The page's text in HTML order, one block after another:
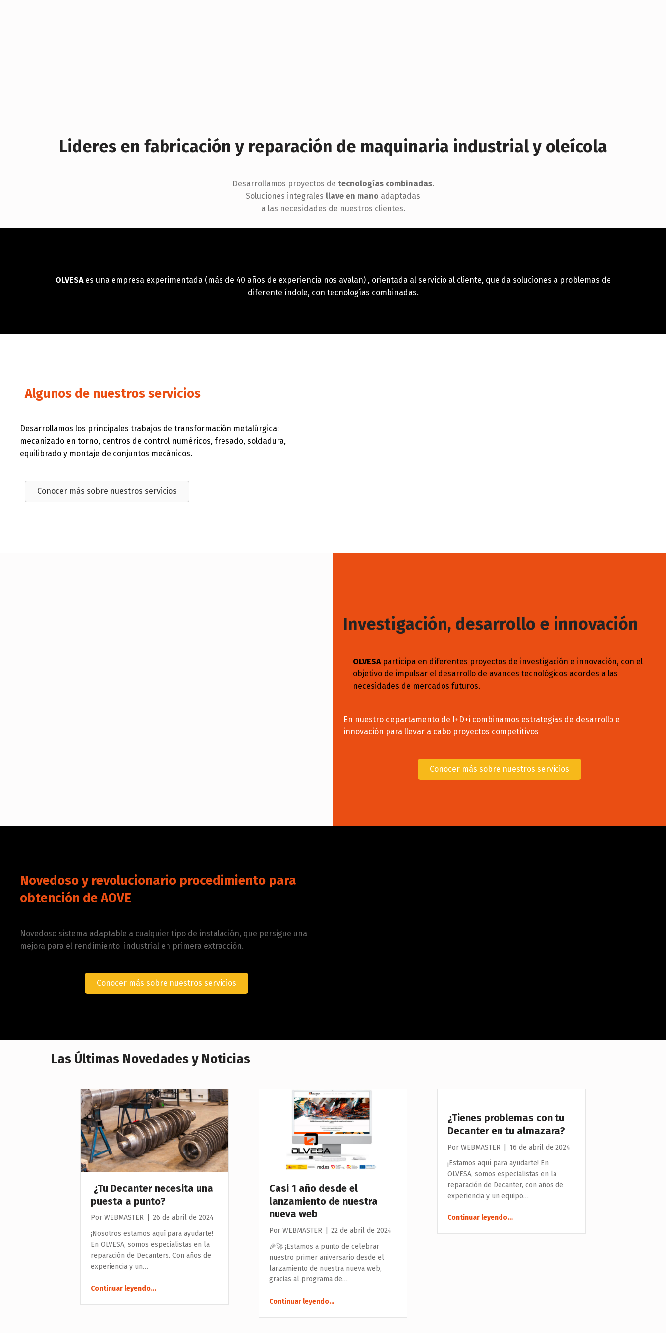
Lideres en fabricación y reparación de maquinaria industrial y oleícola
Desarrollamos proyectos de tecnologías combinadas.
Soluciones integrales llave en mano adaptadas
a las necesidades de nuestros clientes.
OLVESAes una empresa experimentada (más de 40 años de experiencia nos avalan) , orientada al servicio al cliente, que da soluciones a problemas de
diferente índole, con tecnologías combinadas.
Algunos de nuestros servicios
Desarrollamos los principales trabajos de transformación metalúrgica:
mecanizado en torno, centros de control numéricos, fresado, soldadura,
equilibrado y montaje de conjuntos mecánicos.
Conocer más sobre nuestros servicios
Investigación, desarrollo e innovación
OLVESAparticipa en diferentes proyectos de investigación e innovación, con el
objetivo de impulsar el desarrollo de avances tecnológicos acordes a las
necesidades de mercados futuros.
En nuestro departamento de I+D+i combinamos estrategias de desarrollo e
innovación para llevar a cabo proyectos competitivos
Conocer más sobre nuestros servicios
Novedoso y revolucionario procedimiento para
obtención de AOVE
Novedoso sistema adaptable a cualquier tipo de instalación, que persigue una
mejora para el rendimiento industrial en primera extracción.
Conocer más sobre nuestros servicios
Las Últimas Novedades y Noticias
¿Tu Decanter necesita una
puesta a punto?
Por WEBMASTER
26 de abril de 2024
¡Nosotros estamos aquí para ayudarte!
En OLVESA, somos especialistas en la
reparación de Decanters. Con años de
experiencia y un…
Continuar leyendo…
Casi 1 año desde el
lanzamiento de nuestra
nueva web
Por WEBMASTER
22 de abril de 2024
🎉🚀 ¡Estamos a punto de celebrar
nuestro primer aniversario desde el
lanzamiento de nuestra nueva web,
gracias al programa de…
Continuar leyendo“Casi 1 año desde el lanzamiento de nuestra nueva web”
…
¿Tienes problemas con tu
Decanter en tu almazara?
Por WEBMASTER
16 de abril de 2024
¡Estamos aquí para ayudarte! En
OLVESA, somos especialistas en la
reparación de Decanter, con años de
experiencia y un equipo…
Continuar leyendo“¿Tienes problemas con tu Decanter en tu almazara?”
…